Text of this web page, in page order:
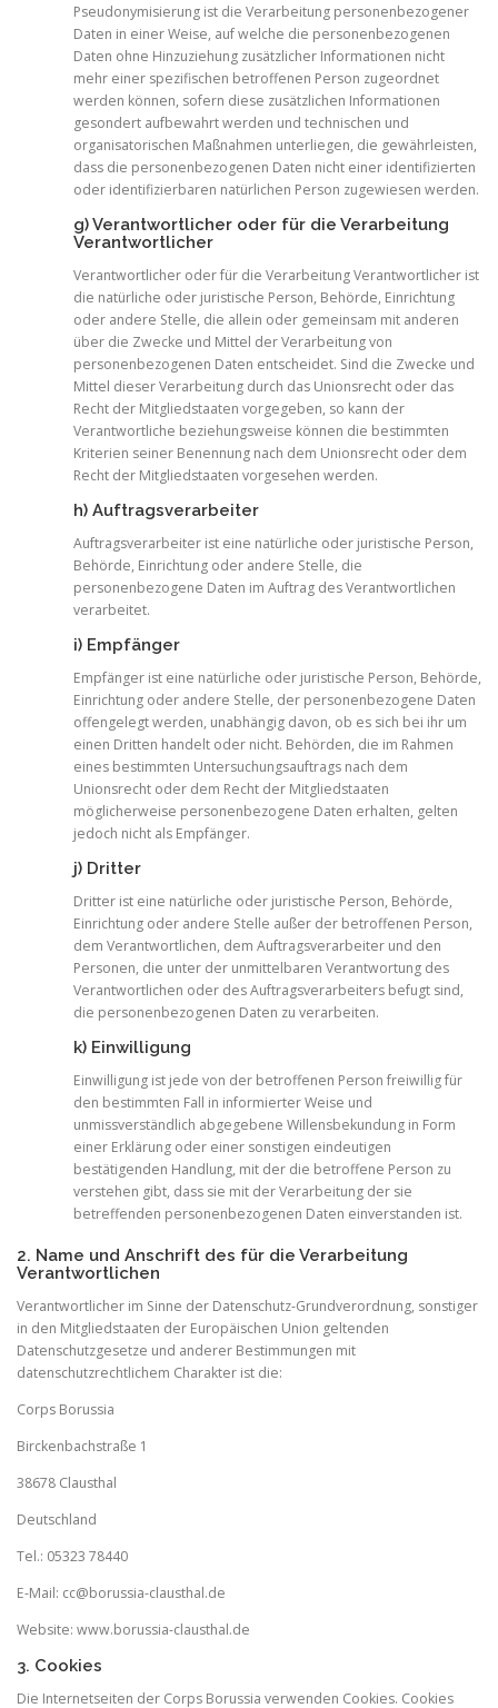
Pseudonymisierung ist die Verarbeitung personenbezogener
Daten in einer Weise, auf welche die personenbezogenen
Daten ohne Hinzuziehung zusätzlicher Informationen nicht
mehr einer spezifischen betroffenen Person zugeordnet
werden können, sofern diese zusätzlichen Informationen
gesondert aufbewahrt werden und technischen und
organisatorischen Maßnahmen unterliegen, die gewährleisten,
dass die personenbezogenen Daten nicht einer identifizierten
oder identifizierbaren natürlichen Person zugewiesen werden.
g) Verantwortlicher oder für die Verarbeitung
Verantwortlicher
Verantwortlicher oder für die Verarbeitung Verantwortlicher ist
die natürliche oder juristische Person, Behörde, Einrichtung
oder andere Stelle, die allein oder gemeinsam mit anderen
über die Zwecke und Mittel der Verarbeitung von
personenbezogenen Daten entscheidet. Sind die Zwecke und
Mittel dieser Verarbeitung durch das Unionsrecht oder das
Recht der Mitgliedstaaten vorgegeben, so kann der
Verantwortliche beziehungsweise können die bestimmten
Kriterien seiner Benennung nach dem Unionsrecht oder dem
Recht der Mitgliedstaaten vorgesehen werden.
h) Auftragsverarbeiter
Auftragsverarbeiter ist eine natürliche oder juristische Person,
Behörde, Einrichtung oder andere Stelle, die
personenbezogene Daten im Auftrag des Verantwortlichen
verarbeitet.
i) Empfänger
Empfänger ist eine natürliche oder juristische Person, Behörde,
Einrichtung oder andere Stelle, der personenbezogene Daten
offengelegt werden, unabhängig davon, ob es sich bei ihr um
einen Dritten handelt oder nicht. Behörden, die im Rahmen
eines bestimmten Untersuchungsauftrags nach dem
Unionsrecht oder dem Recht der Mitgliedstaaten
möglicherweise personenbezogene Daten erhalten, gelten
jedoch nicht als Empfänger.
j) Dritter
Dritter ist eine natürliche oder juristische Person, Behörde,
Einrichtung oder andere Stelle außer der betroffenen Person,
dem Verantwortlichen, dem Auftragsverarbeiter und den
Personen, die unter der unmittelbaren Verantwortung des
Verantwortlichen oder des Auftragsverarbeiters befugt sind,
die personenbezogenen Daten zu verarbeiten.
k) Einwilligung
Einwilligung ist jede von der betroffenen Person freiwillig für
den bestimmten Fall in informierter Weise und
unmissverständlich abgegebene Willensbekundung in Form
einer Erklärung oder einer sonstigen eindeutigen
bestätigenden Handlung, mit der die betroffene Person zu
verstehen gibt, dass sie mit der Verarbeitung der sie
betreffenden personenbezogenen Daten einverstanden ist.
2. Name und Anschrift des für die Verarbeitung
Verantwortlichen
Verantwortlicher im Sinne der Datenschutz-Grundverordnung, sonstiger
in den Mitgliedstaaten der Europäischen Union geltenden
Datenschutzgesetze und anderer Bestimmungen mit
datenschutzrechtlichem Charakter ist die:
Corps Borussia
Birckenbachstraße 1
38678 Clausthal
Deutschland
Tel.: 05323 78440
E-Mail: cc@borussia-clausthal.de
Website: www.borussia-clausthal.de
3. Cookies
Die Internetseiten der Corps Borussia verwenden Cookies. Cookies